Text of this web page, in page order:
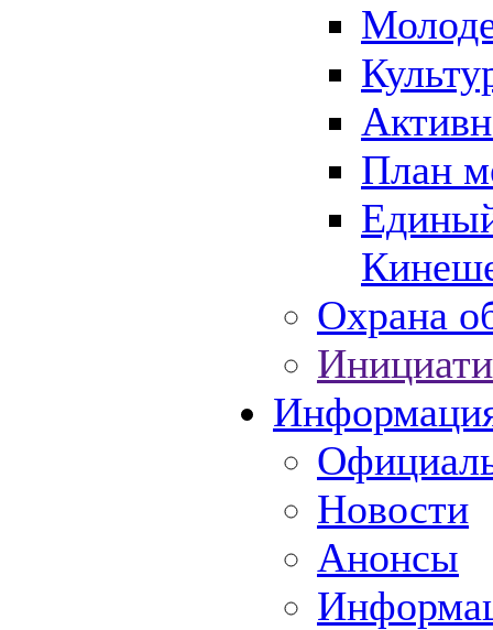
План
Охрана
Новости
Анонсы